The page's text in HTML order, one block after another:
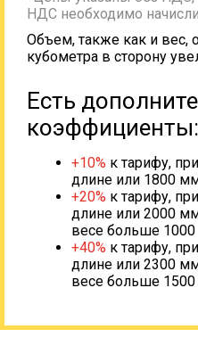
НДС необходимо
Объем, также как и вес,
кубометра в сторону
Есть
коэффициенты:
+10% к тарифу,
длине или 1800
+20% к тарифу,
длине или 2000
весе больше 1000
+40% к тарифу,
длине или 2300
весе больше 1500